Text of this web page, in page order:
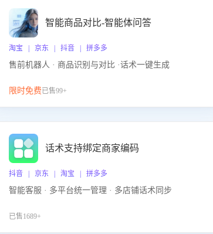
智能商品对比-智能体问答
淘宝 | 京东 | 抖音 | 拼多多
售前机器人 · 商品识别与对比 ·话术一键生成
限时免费已售99+
话术支持绑定商家编码
抖音 | 京东 | 淘宝 | 拼多多
智能客服 · 多平台统一管理 · 多店铺话术同步
已售1689+